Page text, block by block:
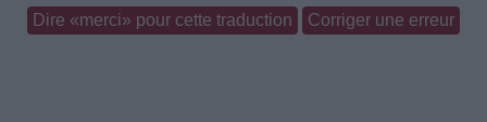
Dire «merci» pour cette traduction Corriger une erreur